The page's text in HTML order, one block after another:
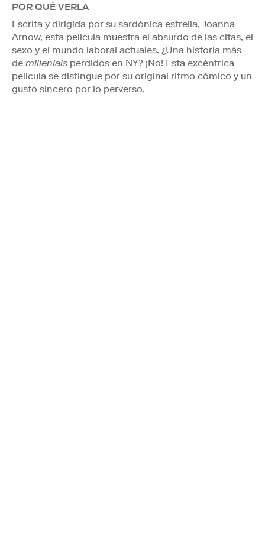
POR QUÉ VERLA
Escrita y dirigida por su sardónica estrella, Joanna
Arnow, esta película muestra el absurdo de las citas, el
sexo y el mundo laboral actuales. ¿Una historia más
de millenials perdidos en NY? ¡No! Esta excéntrica
película se distingue por su original ritmo cómico y un
gusto sincero por lo perverso.